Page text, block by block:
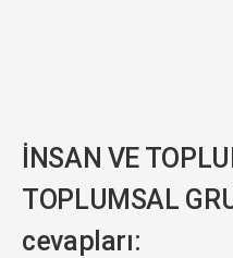
İNSAN VE
TOPLUMSAL
cevapları: